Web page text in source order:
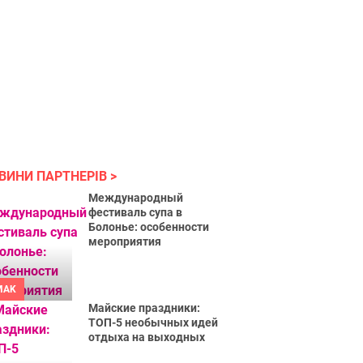
ПАРТНЕРІВ
Международный
фестиваль супа в
Болонье: особенности
мероприятия
Майские праздники:
ТОП-5 необычных идей
отдыха на выходных